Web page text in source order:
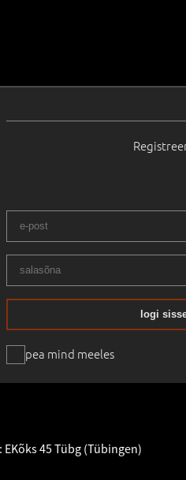
pea mind meeles
logi
1945
masoniidile).43.7 × 37.5 cm
OKSJON 2016 kevad
45 Tübg (Tübingen)